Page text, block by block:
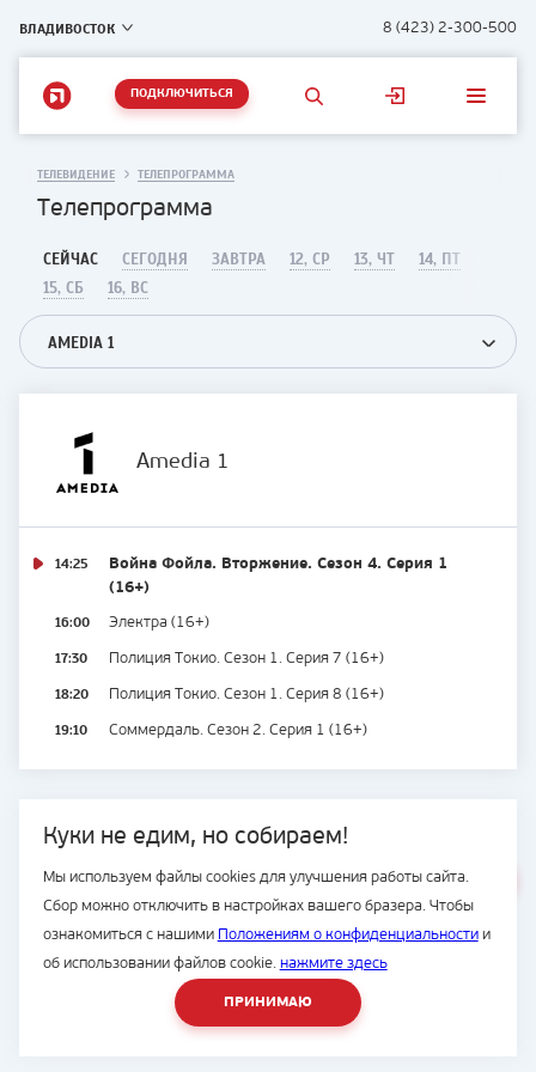
ВЛАДИВОСТОК 8 (423) 2-300-500
ПОДКЛЮЧИТЬСЯ
Куки не едим, но собираем!
Мы используем файлы cookies для улучшения работы сайта.
Сбор можно отключить в настройках вашего бразера. Чтобы
ознакомиться с нашими Положениям о конфиденциальностии
об использовании файлов cookie. нажмите здесь
ПРИНИМАЮ
ТЕЛЕВИДЕНИЕ ТЕЛЕПРОГРАММА
Телепрограмма
СЕЙЧАС СЕГОДНЯ ЗАВТРА 12, СР 13, ЧТ
14, ПТ
15, СБ
16, ВС
AMEDIA 1
Amedia 1
14:25
Война Фойла. Вторжение. Сезон 4. Серия 1
(16+)
16:00 Электра (16+)
17:30 Полиция Токио. Сезон 1. Серия 7 (16+)
18:20 Полиция Токио. Сезон 1. Серия 8 (16+)
19:10 Соммердаль. Сезон 2. Серия 1 (16+)
© Подряд, 1997-2026
ВЕСЬ САЙТ
8 (423) 2-300-500
студия House